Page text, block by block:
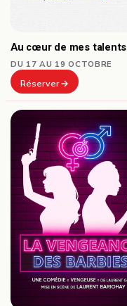
Au cœur de mes talents
DU 17 AU 19 OCTOBRE
Réserver